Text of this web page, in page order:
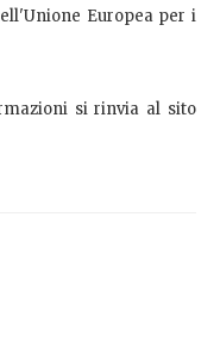
Europea per i
si rinvia al sito